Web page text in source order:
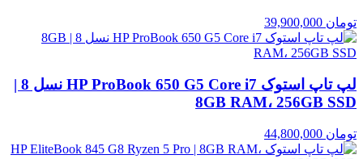
تومان
لپ تاپ استوک HP ProBook 650 G5 Core i7 نسل 8 |
8GB RAM، 256GB SSD
تومان